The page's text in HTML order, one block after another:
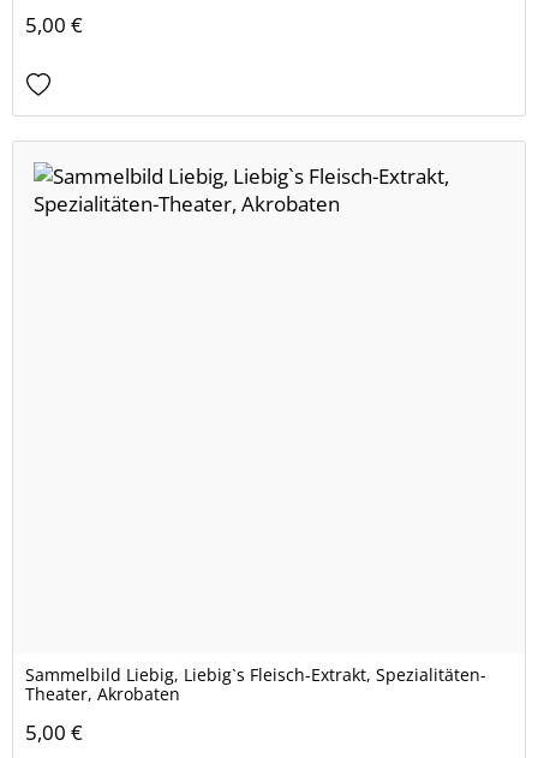
5,00 €
Sammelbild Liebig, Liebig`s Fleisch-Extrakt, Spezialitäten-
Theater, Akrobaten
5,00 €